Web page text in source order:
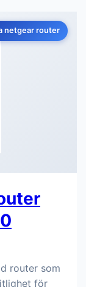
netgear router
router som
för